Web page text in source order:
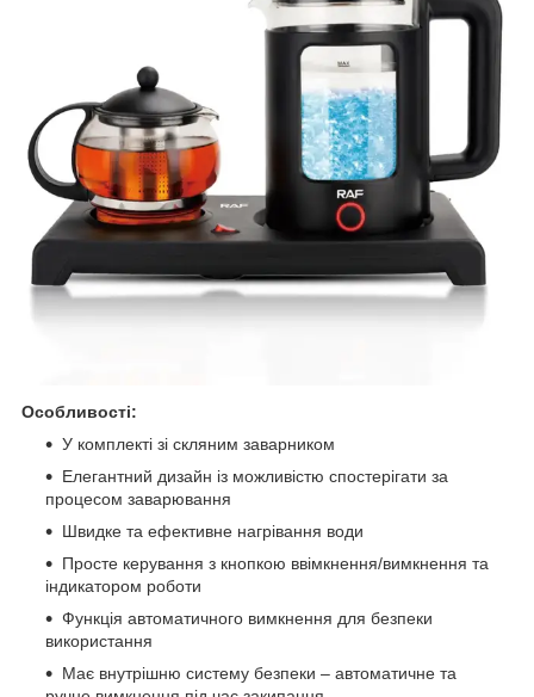
Особливості:
У комплекті зі скляним заварником
Елегантний дизайн із можливістю спостерігати за
процесом заварювання
Швидке та ефективне нагрівання води
Просте керування з кнопкою ввімкнення/вимкнення та
індикатором роботи
Функція автоматичного вимкнення для безпеки
використання
Має внутрішню систему безпеки – автоматичне та